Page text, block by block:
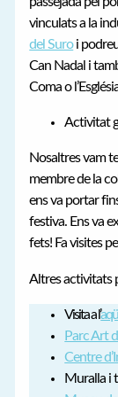
vinculats a la
del Suroi
Can Nadal i
Coma o
Activitat
Nosaltres vam
membre de la
ens va portar
festiva. Ens va
fets! Fa visites
Altres activitats
Visita a l’
Parc Art
Centre
Muralla i